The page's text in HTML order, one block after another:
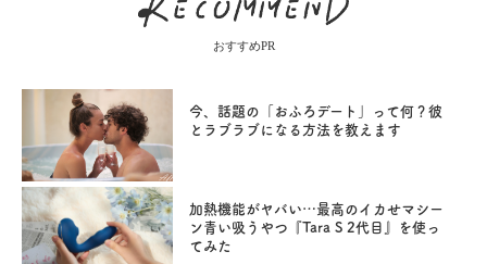
おすすめPR
今、話題の「おふろデート」って何？彼
とラブラブになる方法を教えます
加熱機能がヤバい…最高のイカせマシー
ン青い吸うやつ『Tara S 2代目』を使っ
てみた